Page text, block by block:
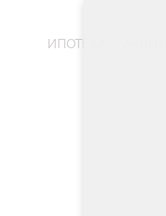
ИПОТЕКА